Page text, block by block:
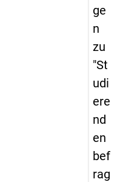
ge
n
zu
"St
udi
ere
nd
en
bef
rag